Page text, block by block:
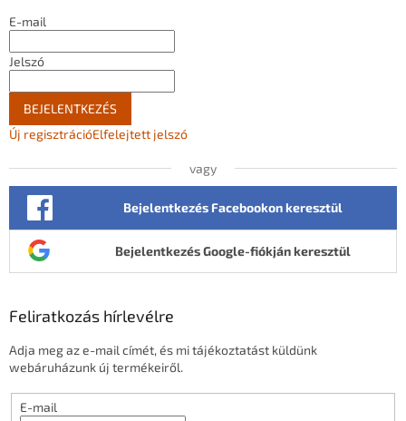
E-mail
Jelszó
BEJELENTKEZÉS
Új regisztrációElfelejtett jelszó
vagy
Bejelentkezés Facebookon keresztül
Bejelentkezés Google-fiókján keresztül
Feliratkozás hírlevélre
Adja meg az e-mail címét, és mi tájékoztatást küldünk
webáruházunk új termékeiről.
E-mail